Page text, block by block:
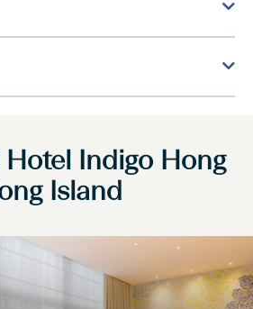
Hotel Indigo Hong
Island